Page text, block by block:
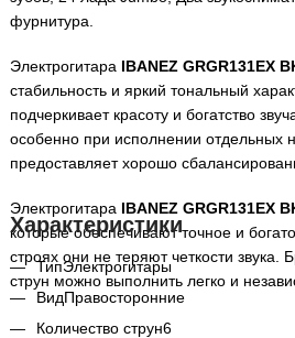
фурнитура.
Электрогитара IBANEZ GRGR131EX
стабильность и яркий тональный
подчеркивает красоту и богатство
особенно при исполнении отдельных
предоставляет хорошо
Электрогитара IBANEZ GRGR131EX
которые обеспечивают точное и
строях они не теряют четкости
струн можно выполнить легко и
Характеристики
ТипЭлектрогитары
ВидПравосторонние
Количество струн6